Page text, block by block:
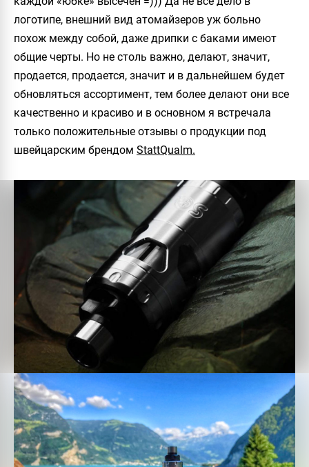
логотипе, внешний вид атомайзеров уж больно
похож между собой, даже дрипки с баками имеют
общие черты. Но не столь важно, делают, значит,
продается, продается, значит и в дальнейшем будет
обновляться ассортимент, тем более делают они все
качественно и красиво и в основном я встречала
только положительные отзывы о продукции под
швейцарским брендом StattQualm.